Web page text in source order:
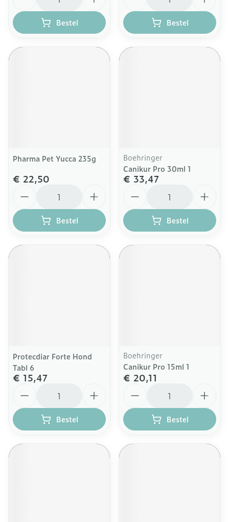
Bestel Bestel
Pharma Pet Yucca 235g
€ 22,50
Bestel
Boehringer
Canikur Pro 30ml 1
€ 33,47
Bestel
Protecdiar Forte Hond
Tabl 6
€ 15,47
Bestel
Boehringer
Canikur Pro 15ml 1
€ 20,11
Bestel